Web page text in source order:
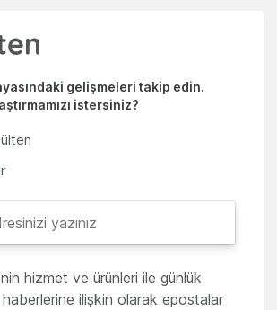
gelişmeleri takip edin.
istersiniz?
hizmet ve ürünleri ile günlük
ilişkin olarak epostalar